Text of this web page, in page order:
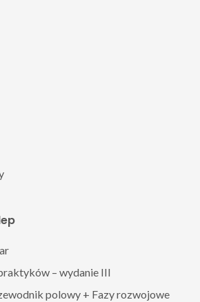
– wydanie III
polowy + Fazy rozwojowe